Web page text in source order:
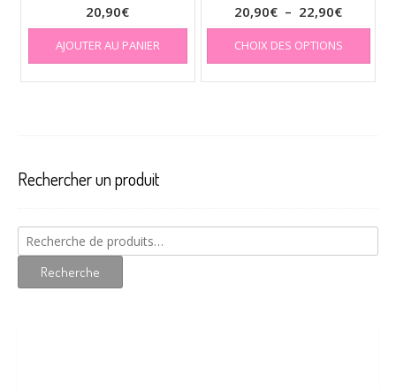
20,90€
AJOUTER AU PANIER
20,90€ – 22,90€Plage
de
prix :
20,90€
CHOIX DES OPTIONS
Ce
a
la
Rechercher un produit
Recherche
pour :
Recherche